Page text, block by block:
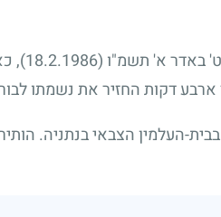
ט' באדר א' תשמ"ו (18.2.1986)
,
דקות החזיר את נשמתו
העלמין הצבאי בנתניה.